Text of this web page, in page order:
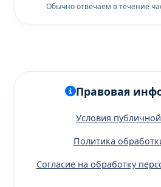
Обычно отвечаем в течение
Правовая
Условия
Политика
Согласие на обработку